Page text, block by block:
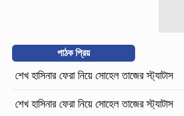
পাঠক প্রিয়
শেখ হাসিনার ফেরা নিয়ে সোহেল তাজের স্ট্যাটাস
শেখ হাসিনার ফেরা নিয়ে সোহেল তাজের স্ট্যাটাস